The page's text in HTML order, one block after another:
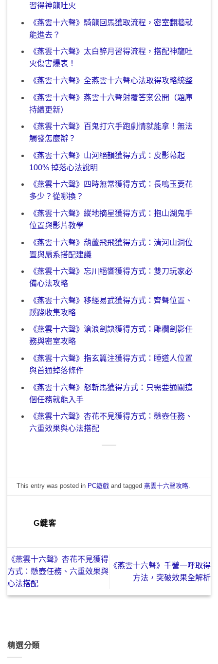
習得神龍吐火
《燕雲十六聲》騎龍回馬獲取流程，密室翻牆就
能進去？
《燕雲十六聲》太白醉月習得流程，搭配神龍吐
火傷害爆表！
《燕雲十六聲》全燕雲十六聲心法取得攻略統整
《燕雲十六聲》燕雲十六聲射覆答案公開（題庫
持續更新）
《燕雲十六聲》百鬼打穴手跑劇情就能拿！無法
觸發怎麼辦？
《燕雲十六聲》山河絕韻獲得方式：皮影幕起
100% 掉落心法說明
《燕雲十六聲》四時無常獲得方式：長鳴玉要花
多少？從哪換？
《燕雲十六聲》縱地摘星獲得方式：抱山湖鬼手
位置與影片教學
《燕雲十六聲》葫蘆飛飛獲得方式：清河山洞位
置與扇系搭配建議
《燕雲十六聲》忘川絕響獲得方式：雙刀玩家必
備心法攻略
《燕雲十六聲》移經易武獲得方式：齊聲位置、
蹊跷收集攻略
《燕雲十六聲》滄浪劍訣獲得方式：雕欄劍影任
務與密室攻略
《燕雲十六聲》指玄篇注獲得方式：睡道人位置
與首通掉落條件
《燕雲十六聲》怒斬馬獲得方式：只需要通關這
個任務就能入手
《燕雲十六聲》杏花不見獲得方式：懸壺任務、
六重效果與心法搭配
This entry was posted in PC遊戲 and tagged燕雲十六聲攻略.
G鍵客
《燕雲十六聲》杏花不見獲得
方式：懸壺任務、六重效果與
心法搭配
《燕雲十六聲》千營一呼取得
方法，突破效果全解析
精選分類